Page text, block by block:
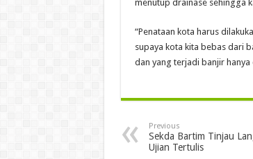
menutup drainase sehingga
“Penataan kota harus
supaya kota kita bebas dari
dan yang terjadi banjir hanya
Previous
Sekda Bartim Tinjau
Ujian Tertulis